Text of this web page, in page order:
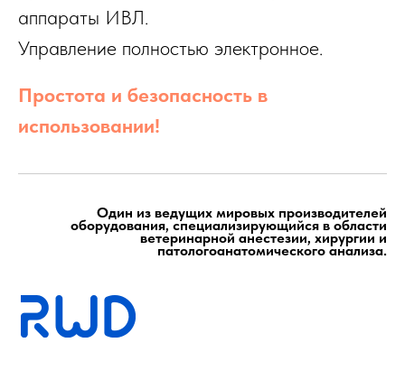
аппараты ИВЛ.
Управление полностью электронное.
Простота и безопасность в
использовании!
Один из ведущих мировых производителей
оборудования, специализирующийся в области
ветеринарной анестезии, хирургии и
патологоанатомического анализа.